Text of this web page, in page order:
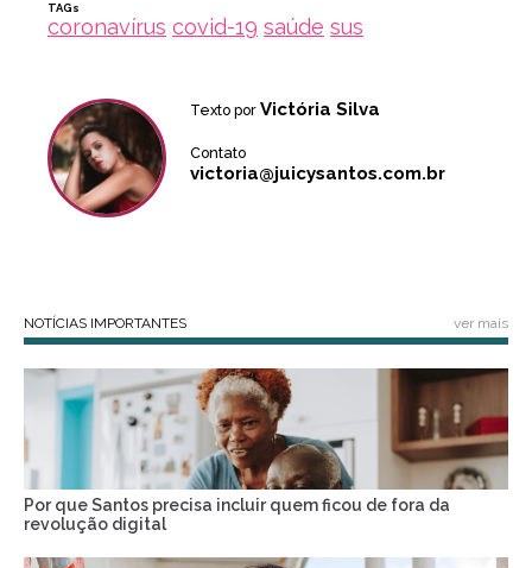
TAGs
coronavírus covid-19 saúde sus
Texto por Victória Silva
Contato
victoria@juicysantos.com.br
NOTÍCIAS IMPORTANTES ver mais
Por que Santos precisa incluir quem ficou de fora da
revolução digital